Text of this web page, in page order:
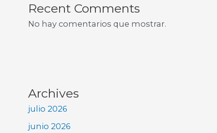
Recent Comments
No hay comentarios que mostrar.
Archives
julio 2026
junio 2026